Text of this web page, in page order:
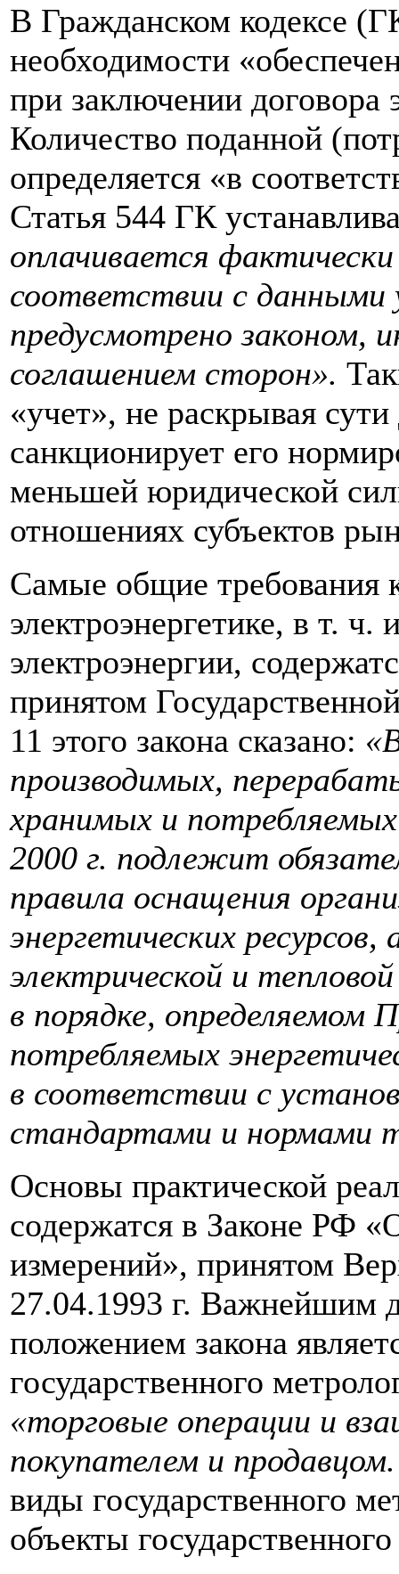
В Гражданском кодексе
необходимости
при заключении договора
Количество поданной
определяется «в
Статья 544 ГК
оплачивается
соответствии с данными
предусмотрено законом,
соглашением сторон».
«учет», не раскрывая
санкционирует его
меньшей юридической
отношениях субъектов
Самые общие требования
электроэнергетике, в т.
электроэнергии,
принятом
11 этого закона сказано:
производимых,
хранимых и потребляемых
2000 г. подлежит
правила оснащения
энергетических
электрической и
в порядке,
потребляемых
в соответствии с
стандартами и нормами
Основы практической
содержатся в Законе РФ
измерений», принятом
27.04.1993 г. Важнейшим
положением закона
государственного
«торговые операции и
покупателем и
виды государственного
объекты